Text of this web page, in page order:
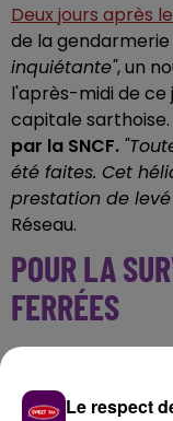
Deux jours après
de la
inquiétante", un
l'après-midi de ce
capitale sarthoise.
par la SNCF.
été faites. Cet
prestation de
Réseau.
POUR LA
FERRÉES
La compagnie
aériens pour
acquérir des
Le respect